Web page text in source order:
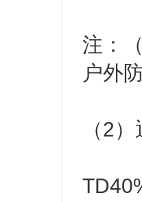
注：
户外
（2